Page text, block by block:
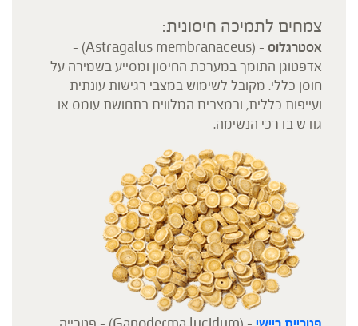
צמחים לתמיכה חיסונית:
אסטרגלוס
– (Astragalus membranaceus) –
אדפטוגן התומך במערכת החיסון ומסייע בשמירה על
חוסן כללי. מקובל לשימוש במצבי רגישות עונתית
ועייפות כללית, ובמצבים המלווים בתחושת עומס או
גודש בדרכי הנשימה.